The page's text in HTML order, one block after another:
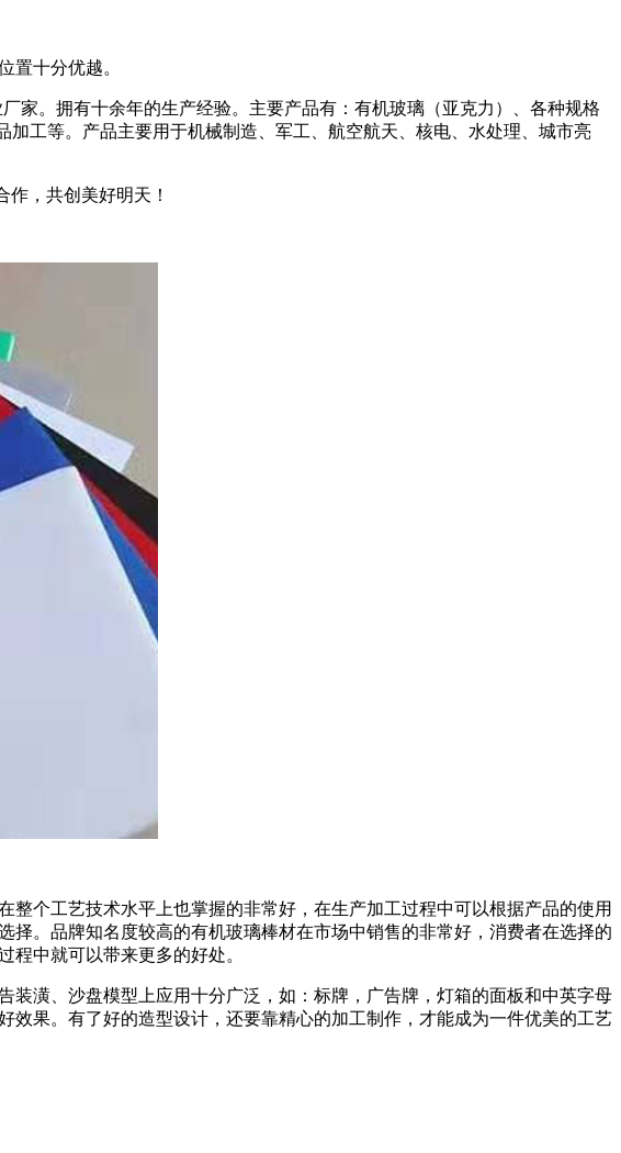
置十分优越。
家。拥有十余年的生产经验。主要产品有：有机玻璃（亚克力）、各种规格
工等。产品主要用于机械制造、军工、航空航天、核电、水处理、城市亮
，共创美好明天！
个工艺技术水平上也掌握的非常好，在生产加工过程中可以根据产品的使用
。品牌知名度较高的有机玻璃棒材在市场中销售的非常好，消费者在选择的
中就可以带来更多的好处。
潢、沙盘模型上应用十分广泛，如：标牌，广告牌，灯箱的面板和中英字母
果。有了好的造型设计，还要靠精心的加工制作，才能成为一件优美的工艺